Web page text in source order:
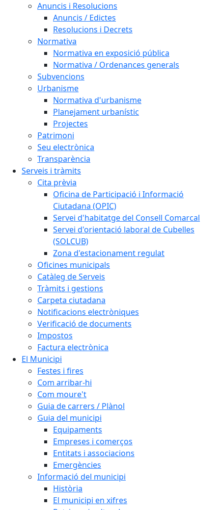
Anuncis i Resolucions
Anuncis / Edictes
Resolucions i Decrets
Normativa
Normativa en exposició pública
Normativa / Ordenances generals
Subvencions
Urbanisme
Normativa d'urbanisme
Planejament urbanístic
Projectes
Patrimoni
Seu electrònica
Transparència
Serveis i tràmits
Cita prèvia
Oficina de Participació i Informació
Ciutadana (OPIC)
Servei d'habitatge del Consell Comarcal
Servei d'orientació laboral de Cubelles
(SOLCUB)
Zona d'estacionament regulat
Oficines municipals
Catàleg de Serveis
Tràmits i gestions
Carpeta ciutadana
Notificacions electròniques
Verificació de documents
Impostos
Factura electrònica
El Municipi
Festes i fires
Com arribar-hi
Com moure't
Guia de carrers / Plànol
Guia del municipi
Equipaments
Empreses i comerços
Entitats i associacions
Emergències
Informació del municipi
Història
El municipi en xifres